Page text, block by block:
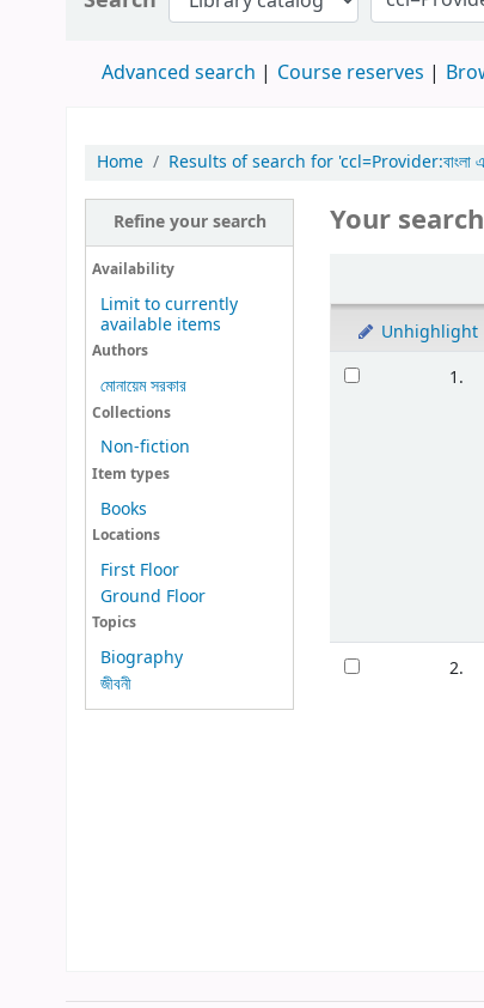
Advanced search Course reserves
Home Results of search for 'ccl=Provider:বাংলা
Refine your search
Availability
Limit to currently
available items
Authors
মোনায়েম সরকার
Collections
Non-fiction
Item types
Books
Locations
First Floor
Ground Floor
Topics
Biography
জীবনী
Your
Unhighlight
1.
2.